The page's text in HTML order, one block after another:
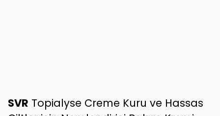
SVR Topialyse Creme Kuru ve Hassas